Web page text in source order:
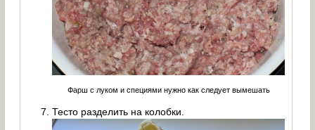
Фарш с луком и специями нужно как следует вымешать
Тесто разделить на колобки.